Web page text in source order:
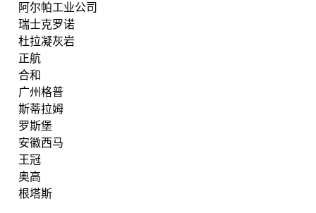
阿尔帕工业公司
瑞士克罗诺
杜拉凝灰岩
正航
合和
广州格普
斯蒂拉姆
罗斯堡
安徽西马
王冠
奥高
根塔斯